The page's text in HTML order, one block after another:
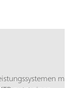
mit